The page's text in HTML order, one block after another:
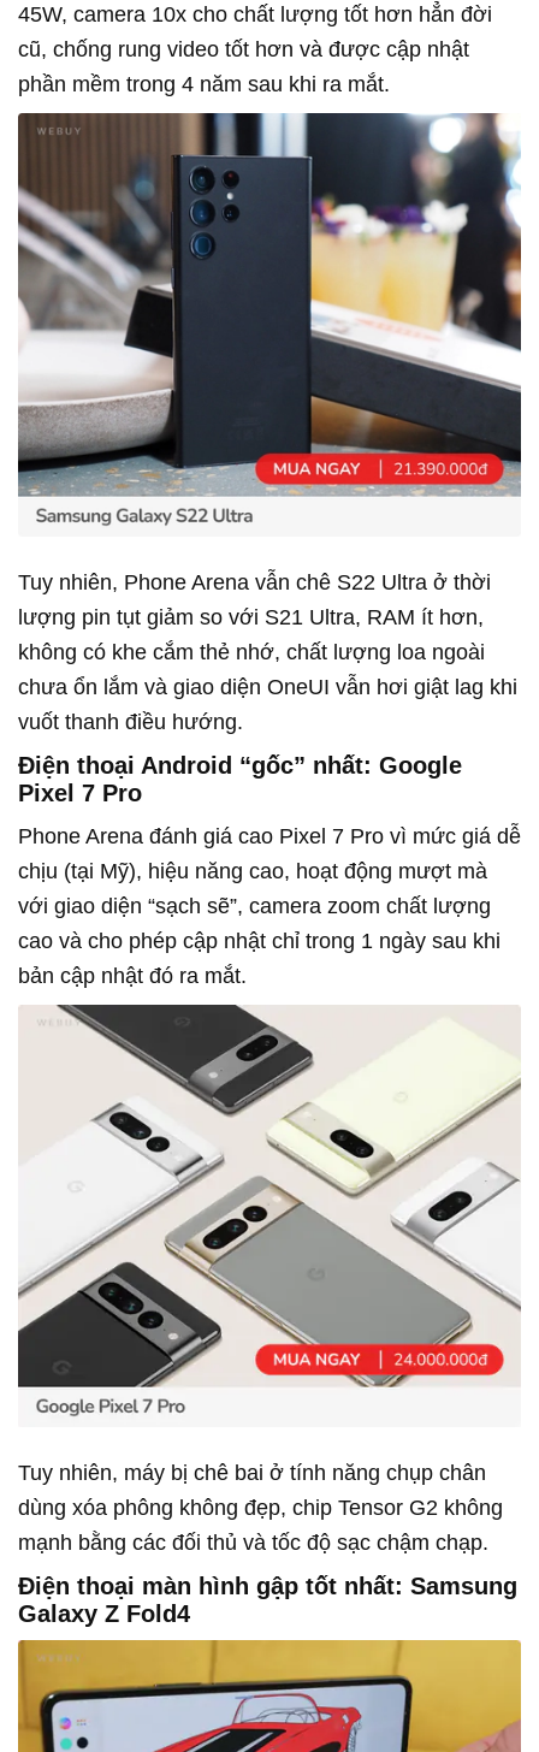
45W, camera 10x cho chất lượng tốt hơn hẳn đời
cũ, chống rung video tốt hơn và được cập nhật
phần mềm trong 4 năm sau khi ra mắt.
Tuy nhiên, Phone Arena vẫn chê S22 Ultra ở thời
lượng pin tụt giảm so với S21 Ultra, RAM ít hơn,
không có khe cắm thẻ nhớ, chất lượng loa ngoài
chưa ổn lắm và giao diện OneUI vẫn hơi giật lag khi
vuốt thanh điều hướng.
Điện thoại Android “gốc” nhất: Google
Pixel 7 Pro
Phone Arena đánh giá cao Pixel 7 Pro vì mức giá dễ
chịu (tại Mỹ), hiệu năng cao, hoạt động mượt mà
với giao diện “sạch sẽ”, camera zoom chất lượng
cao và cho phép cập nhật chỉ trong 1 ngày sau khi
bản cập nhật đó ra mắt.
Tuy nhiên, máy bị chê bai ở tính năng chụp chân
dùng xóa phông không đẹp, chip Tensor G2 không
mạnh bằng các đối thủ và tốc độ sạc chậm chạp.
Điện thoại màn hình gập tốt nhất: Samsung
Galaxy Z Fold4